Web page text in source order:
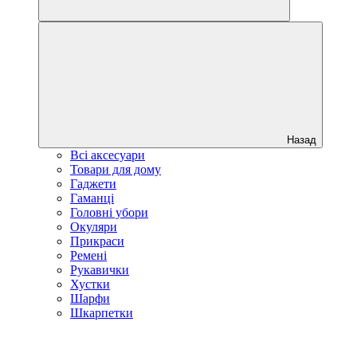
Назад
Всі аксесуари
Товари для дому
Гаджети
Гаманці
Головні убори
Окуляри
Прикраси
Ремені
Рукавички
Хустки
Шарфи
Шкарпетки